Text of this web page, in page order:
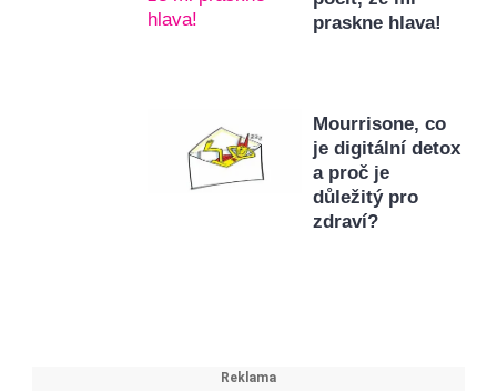
praskne hlava!
Mourrisone, co
je digitální detox
a proč je
důležitý pro
zdraví?